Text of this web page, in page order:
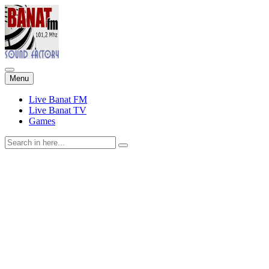
Menu Skip
to
content
Live Banat FM
Live Banat TV
Games
Search
for: